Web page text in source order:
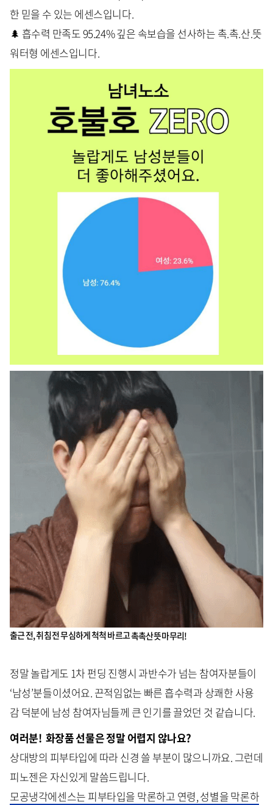
한 믿을 수 있는 에센스입니다.
🌲 흡수력 만족도 95.24% 깊은 속보습을 선사하는 촉.촉.산.뜻
워터형 에센스입니다.
출근 전, 취침 전 무심하게 척척 바르고촉촉산뜻 마무리!
정말 놀랍게도 1차 펀딩 진행시 과반수가 넘는 참여자분들이
‘남성’분들이셨어요. 끈적임없는 빠른 흡수력과 상쾌한 사용
감 덕분에 남성 참여자님들께 큰 인기를 끌었던 것 같습니다.
여러분! 화장품 선물은 정말 어렵지 않나요?
상대방의 피부타입에 따라 신경 쓸 부분이 많으니까요. 그런데
피노젠은 자신있게 말씀드립니다.
모공냉각에센스는 피부타입을 막론하고 연령, 성별을 막론하